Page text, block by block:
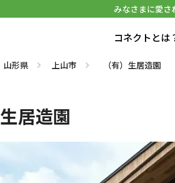
みなさまに愛さ
コネクトとは
山形県 上山市 （有）生居造園
生居造園